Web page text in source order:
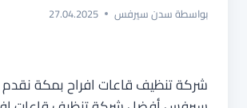
بواسطةسدن سيرفس 27.04.2025
شركة تنظيف قاعات افراح بمكة